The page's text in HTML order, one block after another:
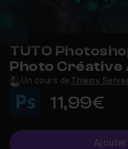
TUTO
Photo
8 Un cours de Thierry
11,99€